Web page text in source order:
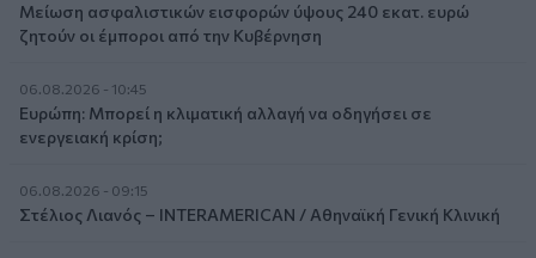
Μείωση ασφαλιστικών εισφορών ύψους 240 εκατ. ευρώ
ζητούν οι έμποροι από την Κυβέρνηση
06.08.2026 - 10:45
Ευρώπη: Μπορεί η κλιματική αλλαγή να οδηγήσει σε
ενεργειακή κρίση;
06.08.2026 - 09:15
Στέλιος Λιανός – INTERAMERICAN / Αθηναϊκή Γενική Κλινική